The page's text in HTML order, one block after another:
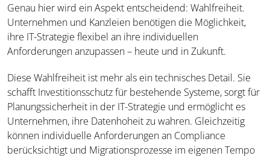
Genau hier wird ein Aspekt entscheidend: Wahlfreiheit.
Unternehmen und Kanzleien benötigen die Möglichkeit,
ihre IT-Strategie flexibel an ihre individuellen
Anforderungen anzupassen – heute und in Zukunft.
Diese Wahlfreiheit ist mehr als ein technisches Detail. Sie
schafft Investitionsschutz für bestehende Systeme, sorgt für
Planungssicherheit in der IT-Strategie und ermöglicht es
Unternehmen, ihre Datenhoheit zu wahren. Gleichzeitig
können individuelle Anforderungen an Compliance
berücksichtigt und Migrationsprozesse im eigenen Tempo